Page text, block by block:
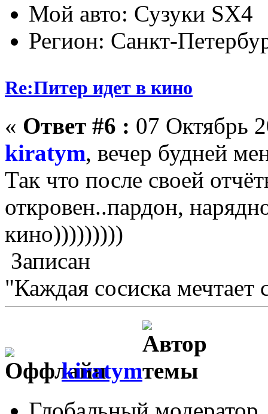
Мой авто: Сузуки SХ4
Регион: Санкт-
Re:Питер идет в кино
« Ответ #6 : 07 Октябрь
kiratym, вечер будней
Так что после своей
откровен..пардон,
кино)))))))))
Записан
"Каждая сосиска мечтает
kiratym